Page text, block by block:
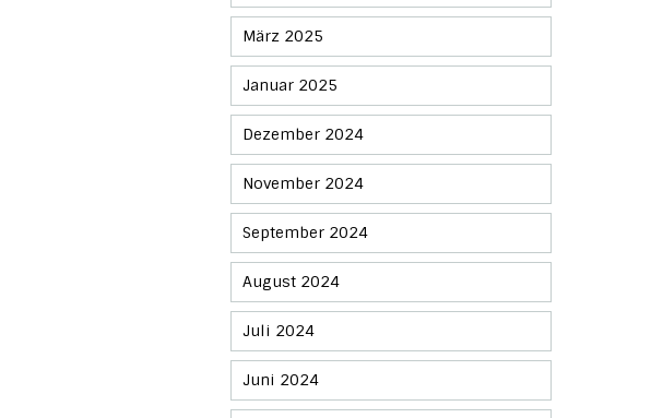
März 2025
Januar 2025
Dezember 2024
November 2024
September 2024
August 2024
Juli 2024
Juni 2024